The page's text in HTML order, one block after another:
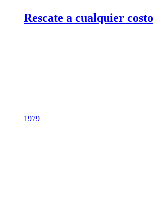
Rescate a cualquier costo
1979